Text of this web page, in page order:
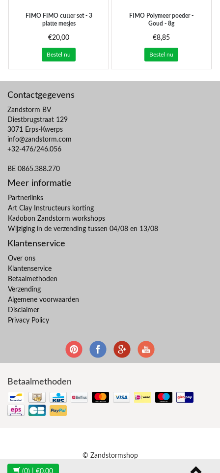
FIMOFIMO cutter set - 3
platte mesjes
€20,00
Bestel nu
FIMO Polymeer poeder -
Goud - 8g
€8,85
Bestel nu
Contactgegevens
Zandstorm BV
Diestbrugstraat 129
3071 Erps-Kwerps
info@zandstorm.com
+32-476/246.056
BE 0865.388.270
Meer informatie
Partnerlinks
Art Clay Instructeurs korting
Kadobon Zandstorm workshops
Wijziging in de verzending tussen 04/08 en 13/08
Klantenservice
Over ons
Klantenservice
Betaalmethoden
Verzending
Algemene voorwaarden
Disclaimer
Privacy Policy
Betaalmethoden
© Zandstormshop
(0) | €0,00